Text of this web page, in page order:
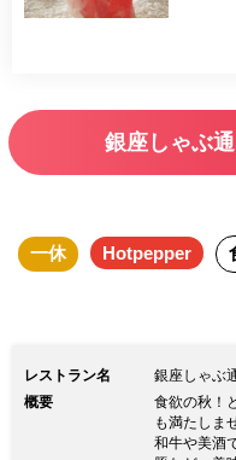
【人
のシ
銀座しゃぶ
一休 Hotpepper
レストラン名
銀座しゃぶ
概要
食欲の秋！
も満たしま
和牛や美酒